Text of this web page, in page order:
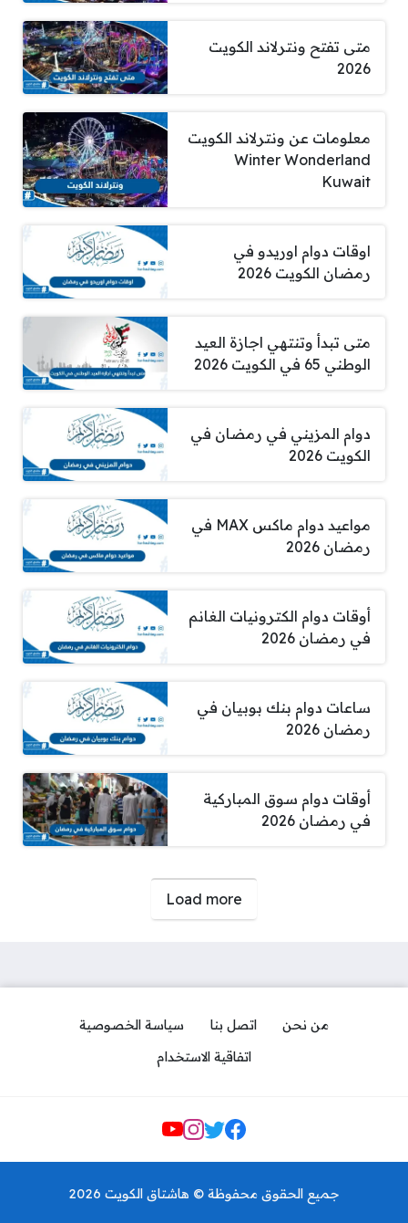
متى تفتح ونترلاند الكويت
2026
معلومات عن ونترلاند الكويت
Winter Wonderland
Kuwait
اوقات دوام اوريدو في
رمضان الكويت 2026
متى تبدأ وتنتهي اجازة العيد
الوطني 65 في الكويت 2026
دوام المزيني في رمضان في
الكويت 2026
مواعيد دوام ماكس MAX في
رمضان 2026
أوقات دوام الكترونيات الغانم
في رمضان 2026
ساعات دوام بنك بوبيان في
رمضان 2026
أوقات دوام سوق المباركية
في رمضان 2026
Load more
من نحن اتصل بنا
سياسة الخصوصية
اتفاقية الاستخدام
Social Links
جميع الحقوق محفوظة © هاشتاق الكويت 2026